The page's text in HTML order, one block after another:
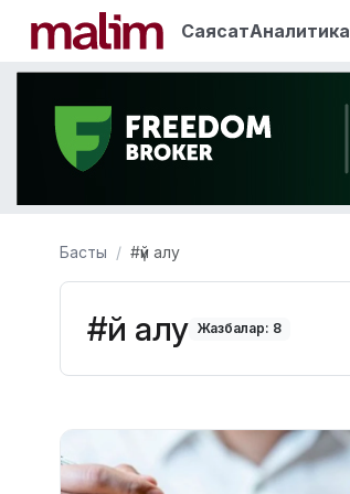
СаясатАналитика
Басты #үй алу
#үй алу Жазбалар: 8